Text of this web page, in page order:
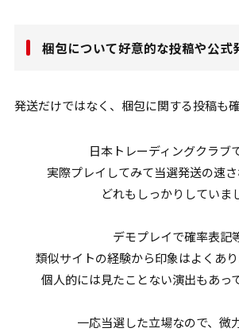
梱包について好意的な投稿や公式
発送だけではなく、梱包に関する投稿も
日本トレーディングクラブ
実際プレイしてみて当選発送の速
どれもしっかりしていま
デモプレイで確率表記
類似サイトの経験から印象はよくあ
個人的には見たことない演出もあっ
一応当選した立場なので、微